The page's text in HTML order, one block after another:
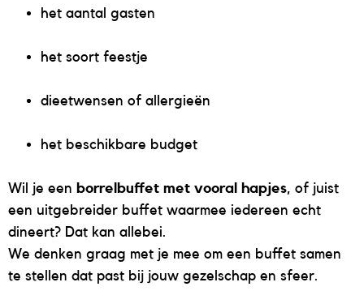
het aantal gasten
het soort feestje
dieetwensen of allergieën
het beschikbare budget
Wil je een borrelbuffet met vooral hapjes, of juist
een uitgebreider buffet waarmee iedereen echt
dineert? Dat kan allebei.
We denken graag met je mee om een buffet samen
te stellen dat past bij jouw gezelschap en sfeer.